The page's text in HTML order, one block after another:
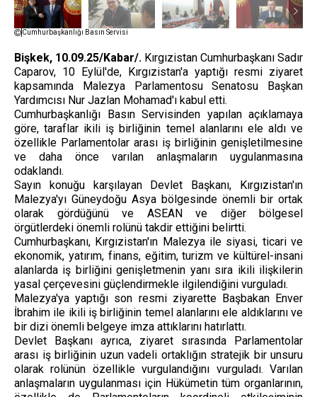
Cumhurbaşkanlığı Basın Servisi
Bişkek, 10.09.25/Kabar/. Kırgızistan Cumhurbaşkanı Sadır
Caparov, 10 Eylül'de, Kırgızistan'a yaptığı resmi ziyaret
kapsamında Malezya Parlamentosu Senatosu Başkan
Yardımcısı Nur Jazlan Mohamad'ı kabul etti.
Cumhurbaşkanlığı Basın Servisinden yapılan açıklamaya
göre, taraflar ikili iş birliğinin temel alanlarını ele aldı ve
özellikle Parlamentolar arası iş birliğinin genişletilmesine
ve daha önce varılan anlaşmaların uygulanmasına
odaklandı.
Sayın konuğu karşılayan Devlet Başkanı, Kırgızistan'ın
Malezya'yı Güneydoğu Asya bölgesinde önemli bir ortak
olarak gördüğünü ve ASEAN ve diğer bölgesel
örgütlerdeki önemli rolünü takdir ettiğini belirtti.
Cumhurbaşkanı, Kırgızistan'ın Malezya ile siyasi, ticari ve
ekonomik, yatırım, finans, eğitim, turizm ve kültürel-insani
alanlarda iş birliğini genişletmenin yanı sıra ikili ilişkilerin
yasal çerçevesini güçlendirmekle ilgilendiğini vurguladı.
Malezya'ya yaptığı son resmi ziyarette Başbakan Enver
İbrahim ile ikili iş birliğinin temel alanlarını ele aldıklarını ve
bir dizi önemli belgeye imza attıklarını hatırlattı.
Devlet Başkanı ayrıca, ziyaret sırasında Parlamentolar
arası iş birliğinin uzun vadeli ortaklığın stratejik bir unsuru
olarak rolünün özellikle vurgulandığını vurguladı. Varılan
anlaşmaların uygulanması için Hükümetin tüm organlarının,